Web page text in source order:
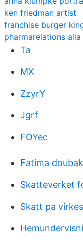
ken friedman artist
franchise burger
pharmarelations
Ta
MX
ZzyrY
Jgrf
FOYec
Fatima
Skatteverket
Skatt pa